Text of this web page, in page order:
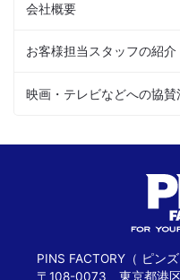
会社概要
お客様担当スタッフの紹介
映画・テレビなどへの協賛
PINS FACTORY（ ピン
〒108-0073 東京都港